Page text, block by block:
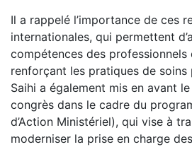
Il a rappelé l’importance de ces
internationales, qui permettent
compétences des
renforçant les pratiques de soins
Saihi a également mis en avant
congrès dans le cadre du
d’Action Ministériel), qui vise à
moderniser la prise en charge